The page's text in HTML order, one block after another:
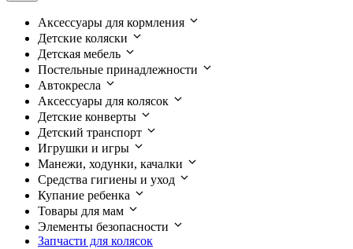
Аксессуары для кормления
Детские коляски
Детская мебель
Постельные принадлежности
Автокресла
Аксессуары для колясок
Детские конверты
Детский транспорт
Игрушки и игры
Манежи, ходунки, качалки
Средства гигиены и уход
Купание ребенка
Товары для мам
Элементы безопасности
Запчасти для колясок